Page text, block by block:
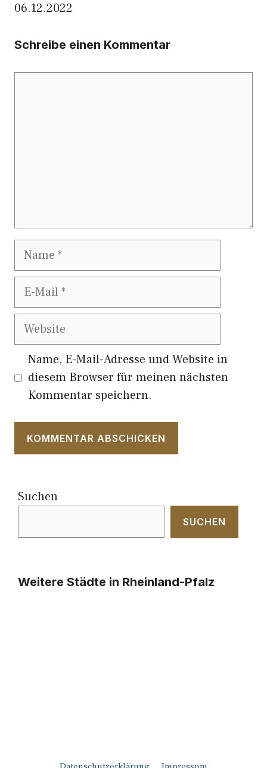
06.12.2022
Schreibe einen Kommentar
Name
E-
Website
Name, E-Mail-Adresse und Website in
diesem Browser für meinen nächsten
Kommentar speichern.
Suchen
SUCHEN
Weitere Städte in Rheinland-Pfalz